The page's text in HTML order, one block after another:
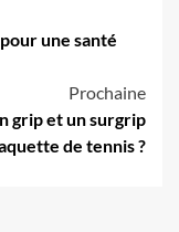
une santé
Prochaine
grip et un surgrip
de tennis ?